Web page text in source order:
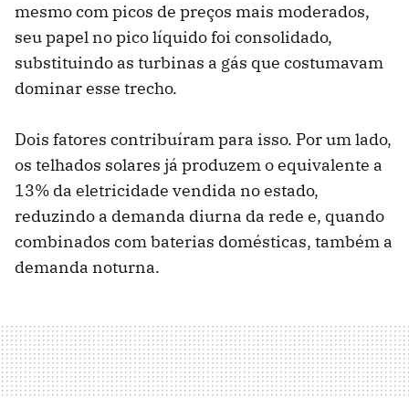
mesmo com picos de preços mais moderados,
seu papel no pico líquido foi consolidado,
substituindo as turbinas a gás que costumavam
dominar esse trecho.
Dois fatores contribuíram para isso. Por um lado,
os telhados solares já produzem o equivalente a
13% da eletricidade vendida no estado,
reduzindo a demanda diurna da rede e, quando
combinados com baterias domésticas, também a
demanda noturna.